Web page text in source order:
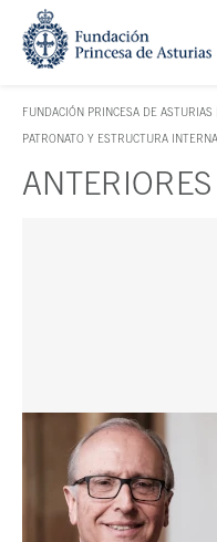
Saltar navegación. Ir
FUNDACIÓN PRINCESA DE ASTURIAS
TECLA DE ACCESO 1
PATRONATO Y ESTRUCTURA INTERNA